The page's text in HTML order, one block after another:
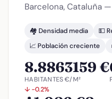
Barcelona, Cataluña
🏘️ Densidad media
💵
📈 Población creciente
8.886
HABITANTES
↓ -0.2%
3159 €
€/M²